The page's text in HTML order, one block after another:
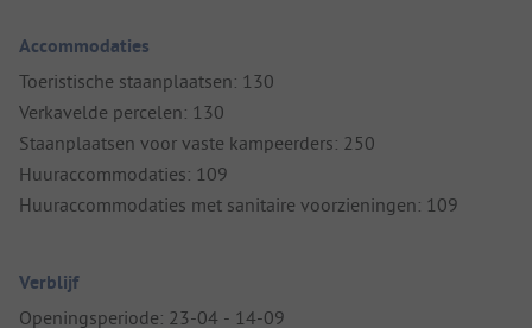
Accommodaties
Toeristische staanplaatsen: 130
Verkavelde percelen: 130
Staanplaatsen voor vaste kampeerders: 250
Huuraccommodaties: 109
Huuraccommodaties met sanitaire voorzieningen: 109
Verblijf
Openingsperiode: 23-04 - 14-09